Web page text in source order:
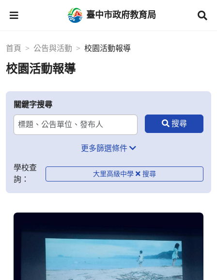
臺中市政府教育局
首頁 公告與活動 校園活動報導
校園活動報導
關鍵字搜尋
更多篩選條件
學校查
詢：
大里高級中學